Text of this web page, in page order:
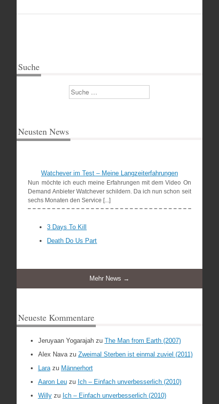
Suche
Suchen
Neusten News
Watchever im Test – Meine Langzeiterfahrungen
Nun möchte ich euch meine Erfahrungen mit dem Video On
Demand Anbieter Watchever schildern. Da ich nun schon seit
sechs Monaten den Service [...]
3 Days To Kill
Death Do Us Part
Mehr News →
Neueste Kommentare
Jeruyaan Yogarajahzu The Man from Earth (2007)
Alex Navazu Zweimal Sterben ist einmal zuviel (2011)
Larazu Männerhort
Aaron Leuzu Ich – Einfach unverbesserlich (2010)
Willyzu Ich – Einfach unverbesserlich (2010)